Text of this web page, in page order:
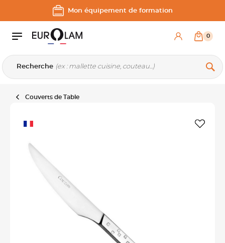
Aller au contenu
Aller à la navigation principale
Mon équipement de formation
Recherche
0
Couverts de Table